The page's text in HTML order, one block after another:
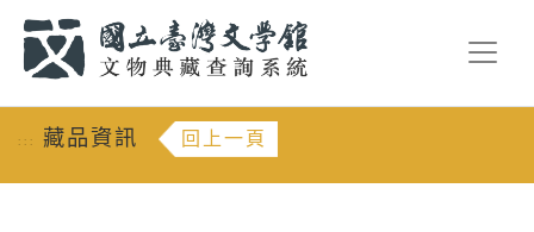
::: 藏品資訊 回上一頁